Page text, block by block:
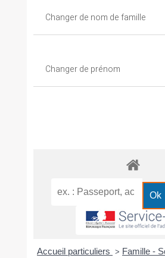
Changer de nom de famille
Changer de prénom
Accueil particuliers > Famille -